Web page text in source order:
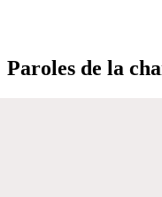
Paroles de la